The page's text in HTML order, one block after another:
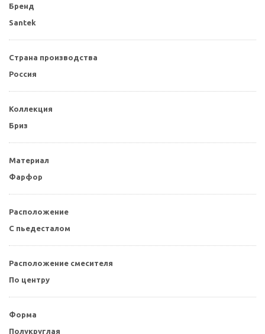
Бренд
Santek
Страна производства
Россия
Коллекция
Бриз
Материал
Фарфор
Расположение
С пьедесталом
Расположение смесителя
По центру
Форма
Полукруглая